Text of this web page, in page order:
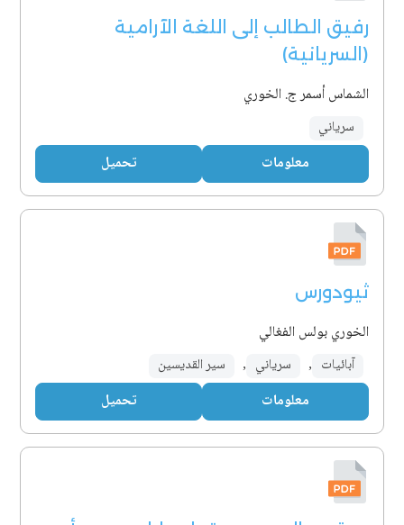
رفيق الطالب إلى اللغة الآرامية
(السريانية)
الشماس أسمر ج. الخوري
سرياني
معلومات تحميل
ثيودورس
الخوري بولس الفغالي
آبائيات , سرياني , سير القديسين
معلومات تحميل